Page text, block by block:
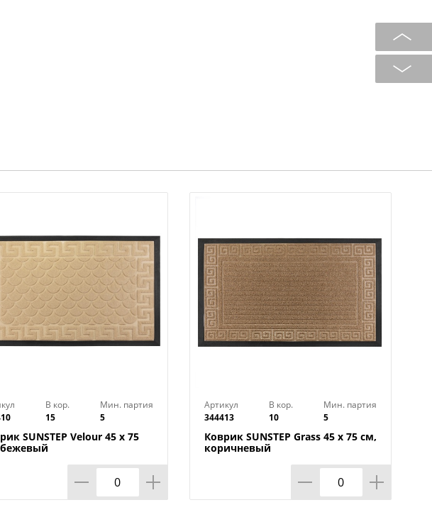
В кор.
15
Мин. партия
5
SUNSTEP Velour 45 х 75
Артикул
344413
В кор.
10
Мин. партия
5
Коврик SUNSTEP Grass 45 х 75 см,
коричневый